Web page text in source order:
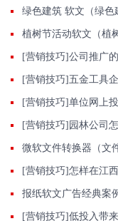
绿色建筑 软文（绿色
植树节活动软文（植
[营销技巧]单位网上
微软文件转换器（文
[营销技巧]怎样在江
报纸软文广告经典案